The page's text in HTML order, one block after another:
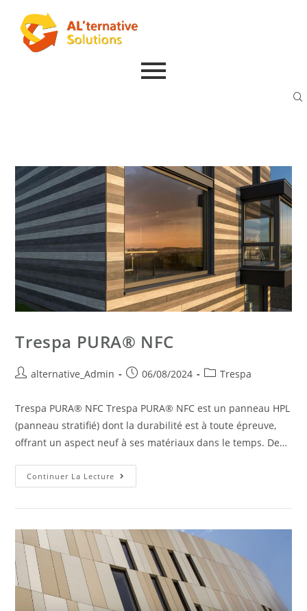
Trespa PURA® NFC
alternative_Admin 06/08/2024 Trespa
Trespa PURA® NFC Trespa PURA® NFC est un panneau HPL
(panneau stratifié) dont la durabilité est à toute épreuve,
offrant un aspect neuf à ses matériaux dans le temps. De…
Continuer La Lecture